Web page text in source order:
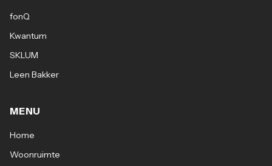
fonQ
Kwantum
SKLUM
Leen Bakker
MENU
Home
Woonruimte